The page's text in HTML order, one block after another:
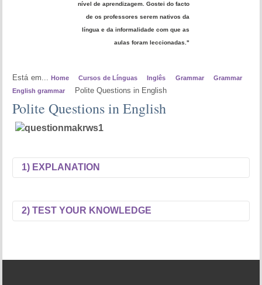
nível de aprendizagem. Gostei do facto
de os professores serem nativos da
língua e da informalidade com que as
aulas foram leccionadas."
Está em... Home Cursos de Línguas Inglês Grammar
Grammar
English grammar
Polite Questions in English
Polite Questions in English
1) EXPLANATION
2) TEST YOUR KNOWLEDGE